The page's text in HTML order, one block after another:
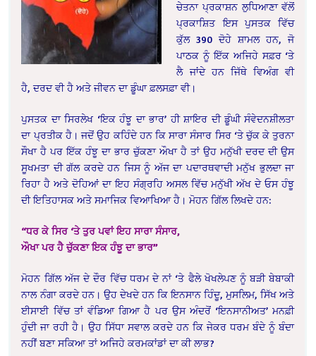
ਚੇਤਨਾ ਪ੍ਰਕਾਸ਼ਨ ਲੁਧਿਆਣਾ ਵੱਲੋਂ
ਪ੍ਰਕਾਸ਼ਿਤ ਇਸ ਪੁਸਤਕ ਵਿੱਚ
ਕੁੱਲ 390 ਦੋਹੇ ਸ਼ਾਮਲ ਹਨ, ਜੋ
ਪਾਠਕ ਨੂੰ ਇੱਕ ਅਜਿਹੇ ਸਫ਼ਰ ‘ਤੇ
ਲੈ ਜਾਂਦੇ ਹਨ ਜਿੱਥੇ ਵਿਅੰਗ ਵੀ
ਹੈ, ਦਰਦ ਵੀ ਹੈ ਅਤੇ ਜੀਵਨ ਦਾ ਡੂੰਘਾ ਫ਼ਲਸਫ਼ਾ ਵੀ।
ਪੁਸਤਕ ਦਾ ਸਿਰਲੇਖ ‘ਇਕ ਹੰਝੂ ਦਾ ਭਾਰ’ ਹੀ ਸ਼ਾਇਰ ਦੀ ਡੂੰਘੀ ਸੰਵੇਦਨਸ਼ੀਲਤਾ
ਦਾ ਪ੍ਰਤੀਕ ਹੈ। ਜਦੋਂ ਉਹ ਕਹਿੰਦੇ ਹਨ ਕਿ ਸਾਰਾ ਸੰਸਾਰ ਸਿਰ ‘ਤੇ ਚੁੱਕ ਕੇ ਤੁਰਨਾ
ਸੌਖਾ ਹੈ ਪਰ ਇੱਕ ਹੰਝੂ ਦਾ ਭਾਰ ਚੁੱਕਣਾ ਔਖਾ ਹੈ ਤਾਂ ਉਹ ਮਨੁੱਖੀ ਦਰਦ ਦੀ ਉਸ
ਸੂਖਮਤਾ ਦੀ ਗੱਲ ਕਰਦੇ ਹਨ ਜਿਸ ਨੂੰ ਅੱਜ ਦਾ ਪਦਾਰਥਵਾਦੀ ਮਨੁੱਖ ਭੁਲਦਾ ਜਾ
ਰਿਹਾ ਹੈ ਅਤੇ ਦੋਹਿਆਂ ਦਾ ਇਹ ਸੰਗ੍ਰਹਿ ਅਸਲ ਵਿੱਚ ਮਨੁੱਖੀ ਅੱਖ ਦੇ ਓਸ ਹੰਝੂ
ਦੀ ਇਤਿਹਾਸਕ ਅਤੇ ਸਮਾਜਿਕ ਵਿਆਖਿਆ ਹੈ। ਮੋਹਨ ਗਿੱਲ ਲਿਖਦੇ ਹਨ:
“ਧਰ ਕੇ ਸਿਰ ‘ਤੇ ਤੁਰ ਪਵਾਂ ਇਹ ਸਾਰਾ ਸੰਸਾਰ,
ਔਖਾ ਪਰ ਹੈ ਚੁੱਕਣਾ ਇਕ ਹੰਝੂ ਦਾ ਭਾਰ”
ਮੋਹਨ ਗਿੱਲ ਅੱਜ ਦੇ ਦੌਰ ਵਿੱਚ ਧਰਮ ਦੇ ਨਾਂ ‘ਤੇ ਫੈਲੇ ਖੋਖਲੇਪਣ ਨੂੰ ਬੜੀ ਬੇਬਾਕੀ
ਨਾਲ ਨੰਗਾ ਕਰਦੇ ਹਨ। ਉਹ ਦੇਖਦੇ ਹਨ ਕਿ ਇਨਸਾਨ ਹਿੰਦੂ, ਮੁਸਲਿਮ, ਸਿੱਖ ਅਤੇ
ਈਸਾਈ ਵਿੱਚ ਤਾਂ ਵੰਡਿਆ ਗਿਆ ਹੈ ਪਰ ਉਸ ਅੰਦਰੋਂ ‘ਇਨਸਾਨੀਅਤ’ ਮਨਫ਼ੀ
ਹੁੰਦੀ ਜਾ ਰਹੀ ਹੈ। ਉਹ ਸਿੱਧਾ ਸਵਾਲ ਕਰਦੇ ਹਨ ਕਿ ਜੇਕਰ ਧਰਮ ਬੰਦੇ ਨੂੰ ਬੰਦਾ
ਨਹੀਂ ਬਣਾ ਸਕਿਆ ਤਾਂ ਅਜਿਹੇ ਕਰਮਕਾਂਡਾਂ ਦਾ ਕੀ ਲਾਭ?